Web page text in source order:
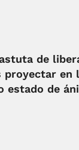
de
proyectar en
estado de